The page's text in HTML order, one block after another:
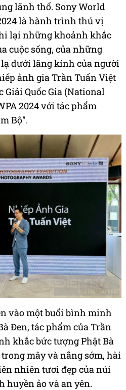
lãnh thổ. Sony World
là hành trình thú vị
lại những khoảnh khắc
cuộc sống, của những
dưới lăng kính của người
ảnh gia Trần Tuấn Việt
Quốc Gia (National
2024 với tác phẩm
Bộ".
vào một buổi bình minh
Đen, tác phẩm của Trần
khắc bức tượng Phật Bà
mây và nắng sớm, hài
nhiên tươi đẹp của núi
huyền ảo và an yên.